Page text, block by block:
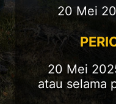
20 Mei
20 Mei
atau selama